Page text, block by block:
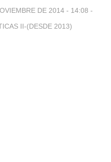
DE 2014 - 14:08 -
II-(DESDE 2013)